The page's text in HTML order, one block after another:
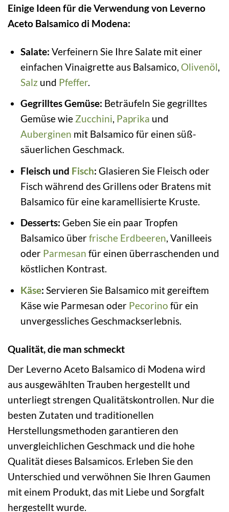
Einige Ideen für die Verwendung von Leverno
Aceto Balsamico di Modena:
Salate: Verfeinern Sie Ihre Salate mit einer
einfachen Vinaigrette aus Balsamico, Olivenöl
Salz und Pfeffer.
Gegrilltes Gemüse: Beträufeln Sie gegrilltes
Gemüse wie Zucchini, Paprika und
Auberginen mit Balsamico für einen süß-
säuerlichen Geschmack.
Fleisch und Fisch: Glasieren Sie Fleisch oder
Fisch während des Grillens oder Bratens mit
Balsamico für eine karamellisierte Kruste.
Desserts: Geben Sie ein paar Tropfen
Balsamico überfrische Erdbeeren, Vanilleeis
oder Parmesan für einen überraschenden und
köstlichen Kontrast.
Käse: Servieren Sie Balsamico mit gereiftem
Käse wie Parmesan oder Pecorino für ein
unvergessliches Geschmackserlebnis.
Qualität, die man schmeckt
Der Leverno Aceto Balsamico di Modena wird
aus ausgewählten Trauben hergestellt und
unterliegt strengen Qualitätskontrollen. Nur die
besten Zutaten und traditionellen
Herstellungsmethoden garantieren den
unvergleichlichen Geschmack und die hohe
Qualität dieses Balsamicos. Erleben Sie den
Unterschied und verwöhnen Sie Ihren Gaumen
mit einem Produkt, das mit Liebe und Sorgfalt
hergestellt wurde.